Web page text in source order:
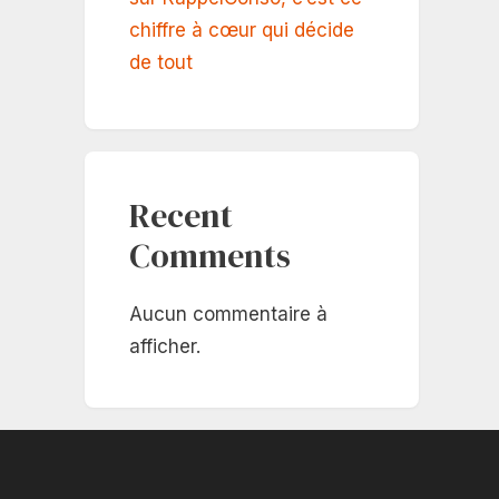
chiffre à cœur qui décide
de tout
Recent
Comments
Aucun commentaire à
afficher.